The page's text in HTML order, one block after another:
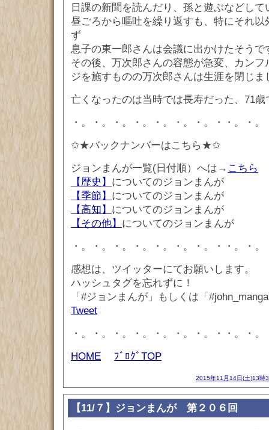
日課の新聞を読んだり、孫と遊ぶなどして
昼ごろから嘔吐を繰り返すも、特にそれ
ず
息子の東一郎さんは会議に出かけたそうで
その後、万次郎さんの容態が急変、カン
ジを施すものの万次郎さんは生涯を閉じま
亡くなったのは当時では長寿だった、71歳
・。・。・。・。・。・。・。・・。・
✩★バックナンバーはこちら★✩
ジョンまんが一覧(日付順）へは→ こちら
【歴史】 についてのジョンまんが
【季節】 についてのジョンまんが
【高知】 についてのジョンまんが
【その他】 についてのジョンまんが
・。・。・。・。・。・。・。・・。・
感想は、ツイッターにてお願いします。
ハッシュタグを忘れずに！
「#ジョンまんが」もしくは「
Tweet
・。・。・。・。・。・。・。・・。・
HOME
ﾌﾞﾛｸﾞTOP
2015年11月14日(土)13時
【11/７】ジョンまんが 第２０６回